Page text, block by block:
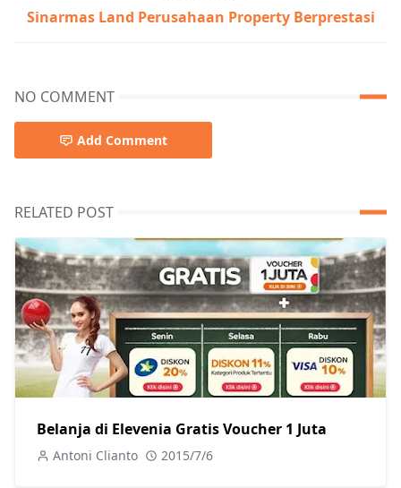
Sinarmas Land Perusahaan Property Berprestasi
NO COMMENT
Add Comment
RELATED POST
Belanja di Elevenia Gratis Voucher 1 Juta
Antoni Clianto 2015/7/6